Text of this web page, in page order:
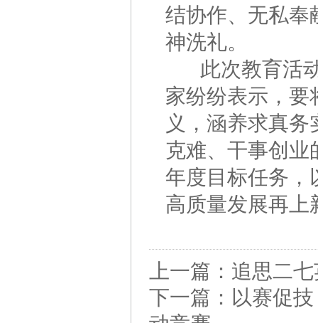
结协作、无私奉
神洗礼。
此次教育活动
家纷纷表示，要
义，涵养求真
克难、干事创业
年度目标任务，
高质量发展再上
上一篇： 追思二
下一篇： 以赛促